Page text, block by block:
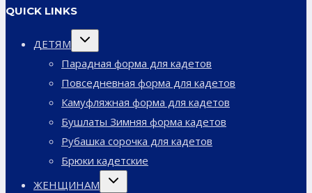
QUICK LINKS
ДЕТЯМ
Переключить
дочернее
Парадная форма для кадетов
Повседневная форма для кадетов
Камуфляжная форма для кадетов
Бушлаты Зимняя форма кадетов
Рубашка сорочка для кадетов
Брюки кадетские
ЖЕНЩИНАМ
Переключить
дочернее